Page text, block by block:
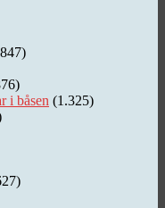
i båsen (1.325)